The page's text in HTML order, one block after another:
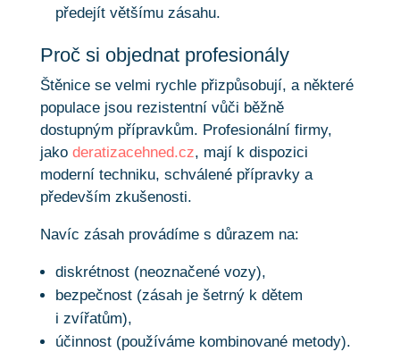
předejít většímu zásahu.
Proč si objednat profesionály
Štěnice se velmi rychle přizpůsobují, a některé
populace jsou rezistentní vůči běžně
dostupným přípravkům. Profesionální firmy,
jako deratizacehned.cz, mají k dispozici
moderní techniku, schválené přípravky a
především zkušenosti.
Navíc zásah provádíme s důrazem na:
diskrétnost (neoznačené vozy),
bezpečnost (zásah je šetrný k dětem
i zvířatům),
účinnost (používáme kombinované metody).